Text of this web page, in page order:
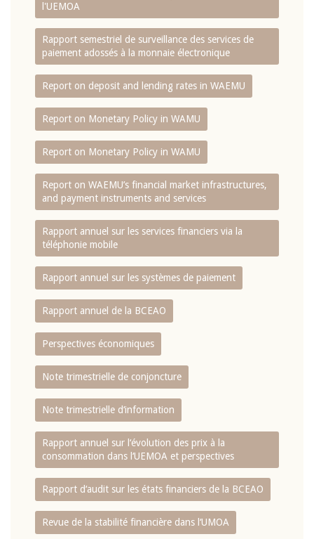
l'UEMOA
Rapport semestriel de surveillance des services de
paiement adossés à la monnaie électronique
Report on deposit and lending rates in WAEMU
Report on Monetary Policy in WAMU
Report on Monetary Policy in WAMU
Report on WAEMU’s financial market infrastructures,
and payment instruments and services
Rapport annuel sur les services financiers via la
téléphonie mobile
Rapport annuel sur les systèmes de paiement
Rapport annuel de la BCEAO
Perspectives économiques
Note trimestrielle de conjoncture
Note trimestrielle d‘information
Rapport annuel sur l‘évolution des prix à la
consommation dans l‘UEMOA et perspectives
Rapport d‘audit sur les états financiers de la BCEAO
Revue de la stabilité financière dans l‘UMOA